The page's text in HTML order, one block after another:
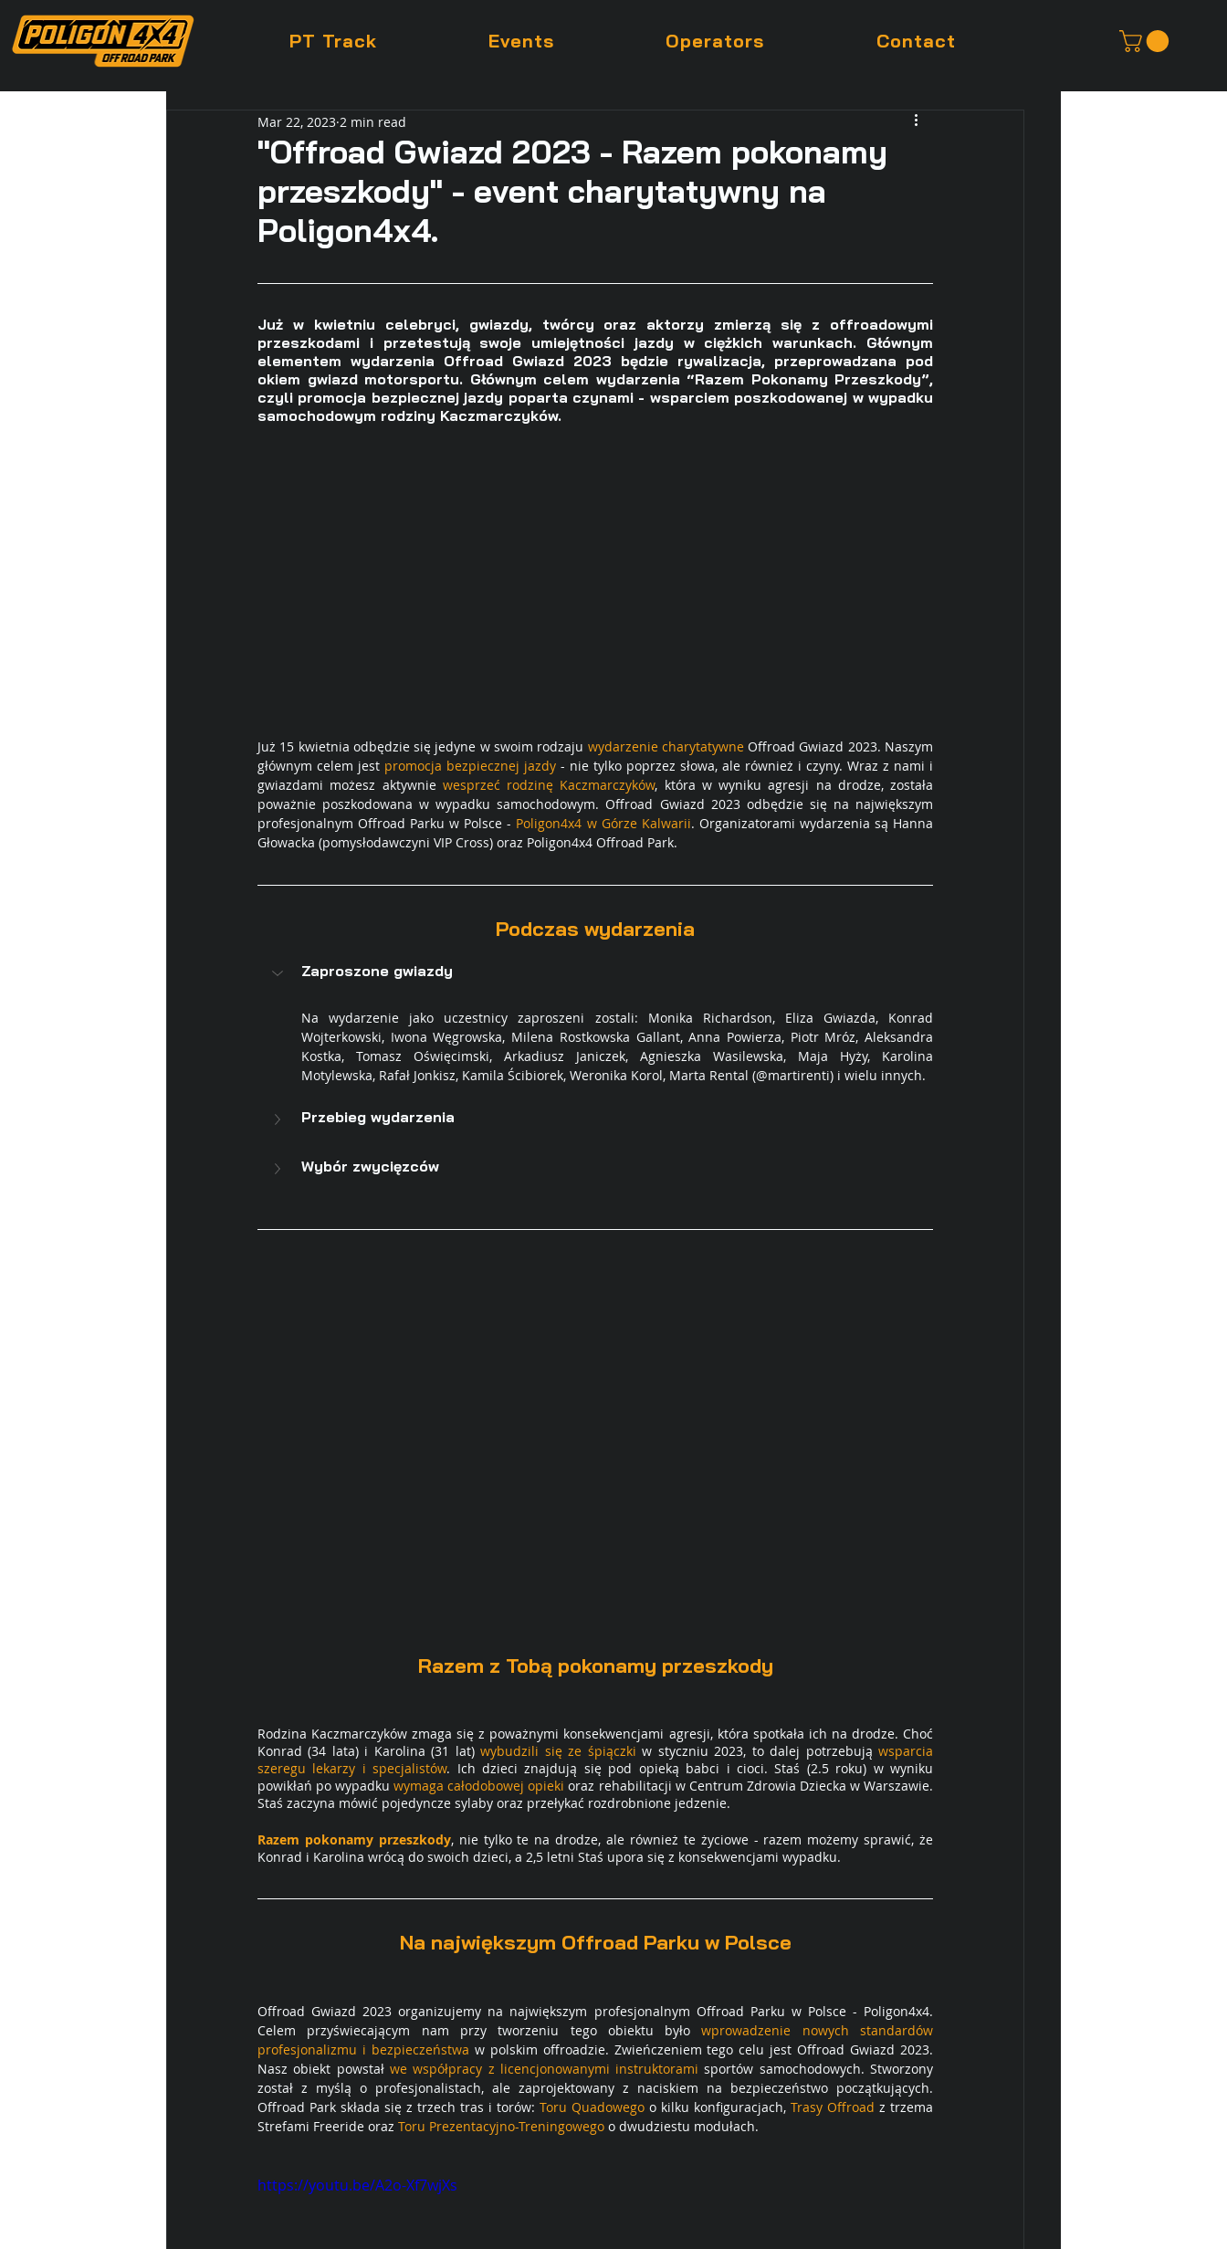
PT Track Events Operators Contact
"Offroad Gwiazd 2023 - Razem pokonamy
przeszkody" - event charytatywny na
Poligon4x4.
Mar 22, 2023 2 min read
Już w kwietniu celebryci, gwiazdy, twórcy oraz aktorzy zmierzą się z offroadowymi
przeszkodami i przetestują swoje umiejętności jazdy w ciężkich warunkach. Głównym
elementem wydarzenia Offroad Gwiazd 2023 będzie rywalizacja, przeprowadzana pod
okiem gwiazd motorsportu. Głównym celem wydarzenia “Razem Pokonamy Przeszkody”,
czyli promocja bezpiecznej jazdy poparta czynami - wsparciem poszkodowanej w wypadku
samochodowym rodziny Kaczmarczyków.
Już 15 kwietnia odbędzie się jedyne w swoim rodzaju wydarzenie charytatywne Offroad Gwiazd 2023. Naszym
głównym celem jest promocja bezpiecznej jazdy - nie tylko poprzez słowa, ale również i czyny. Wraz z nami i
gwiazdami możesz aktywnie wesprzeć rodzinę Kaczmarczyków, która w wyniku agresji na drodze, została
poważnie poszkodowana w wypadku samochodowym. Offroad Gwiazd 2023 odbędzie się na największym
profesjonalnym Offroad Parku w Polsce - Poligon4x4 w Górze Kalwarii. Organizatorami wydarzenia są Hanna
Głowacka (pomysłodawczyni VIP Cross) oraz Poligon4x4 Offroad Park.
Podczas wydarzenia
Zaproszone gwiazdy
Na wydarzenie jako uczestnicy zaproszeni zostali: Monika Richardson, Eliza Gwiazda, Konrad
Wojterkowski, Iwona Węgrowska, Milena Rostkowska Gallant, Anna Powierza, Piotr Mróz, Aleksandra
Kostka, Tomasz Oświęcimski, Arkadiusz Janiczek, Agnieszka Wasilewska, Maja Hyży, Karolina
Motylewska, Rafał Jonkisz, Kamila Ścibiorek, Weronika Korol, Marta Rental (@martirenti) i wielu innych.
Przebieg wydarzenia
Wybór zwycięzców
Razem z Tobą pokonamy przeszkody
Rodzina Kaczmarczyków zmaga się z poważnymi konsekwencjami agresji, która spotkała ich na drodze. Choć
Konrad (34 lata) i Karolina (31 lat) wybudzili się ze śpiączki w styczniu 2023, to dalej potrzebują wsparcia
szeregu lekarzy i specjalistów. Ich dzieci znajdują się pod opieką babci i cioci. Staś (2.5 roku) w wyniku
powikłań po wypadku wymaga całodobowej opieki oraz rehabilitacji w Centrum Zdrowia Dziecka w Warszawie.
Staś zaczyna mówić pojedyncze sylaby oraz przełykać rozdrobnione jedzenie.
Razem pokonamy przeszkody, nie tylko te na drodze, ale również te życiowe - razem możemy sprawić, że
Konrad i Karolina wrócą do swoich dzieci, a 2,5 letni Staś upora się z konsekwencjami wypadku.
Na największym Offroad Parku w Polsce
Offroad Gwiazd 2023 organizujemy na największym profesjonalnym Offroad Parku w Polsce - Poligon4x4.
Celem przyświecającym nam przy tworzeniu tego obiektu było wprowadzenie nowych standardów
profesjonalizmu i bezpieczeństwa w polskim offroadzie. Zwieńczeniem tego celu jest Offroad Gwiazd 2023.
Nasz obiekt powstał we współpracy z licencjonowanymi instruktorami sportów samochodowych. Stworzony
został z myślą o profesjonalistach, ale zaprojektowany z naciskiem na bezpieczeństwo początkujących.
Offroad Park składa się z trzech tras i torów: Toru Quadowego o kilku konfiguracjach, Trasy Offroad z trzema
Strefami Freeride oraz Toru Prezentacyjno-Treningowego o dwudziestu modułach.
https://youtu.be/A2o-Xf7wjXs